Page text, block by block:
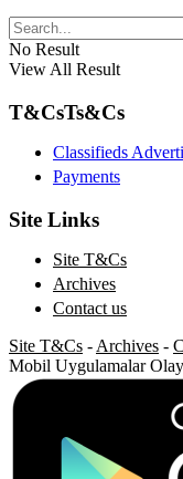
No Result
View All Result
T&CsTs&Cs
Classifieds
Payments
Site Links
Site T&Cs
Archives
Contact us
Site T&Cs - Archives -
Mobil Uygulamalar